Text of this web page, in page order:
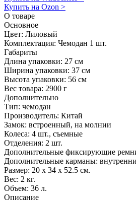
Купить на Ozon >
О товаре
Основное
Цвет: Лиловый
Комплектация: Чемодан 1 шт.
Габариты
Длина упаковки: 27 см
Ширина упаковки: 37 см
Высота упаковки: 56 см
Вес товара: 2900 г
Дополнительно
Тип: чемодан
Производитель: Китай
Замок: встроенный, на молнии
Колеса: 4 шт., съемные
Отделения: 2 шт.
Дополнительные фиксирующие
Дополнительные карманы:
Размер: 20 х 34 х 52.5 см.
Вес: 2 кг.
Объем: 36 л.
Описание